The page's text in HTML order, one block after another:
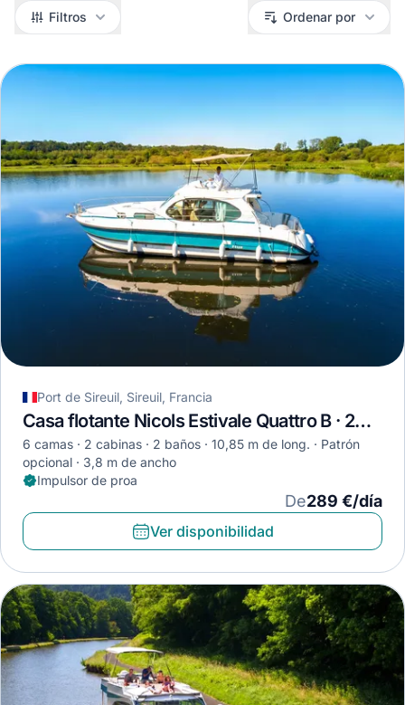
Filtros Filtros Ordenar por
Port de Sireuil, Sireuil, Francia
Casa flotante Nicols Estivale Quattro B · 2009
6 camas 2 cabinas 2 baños 10,85 m de long.
Patrón
opcional
3,8 m de ancho
Impulsor de proa
De289 €/día
Ver disponibilidad